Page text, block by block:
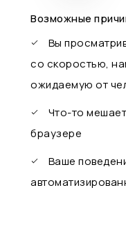
Возможные
Вы
со скоростью,
ожидаемую от
Что-то
браузере
Ваше